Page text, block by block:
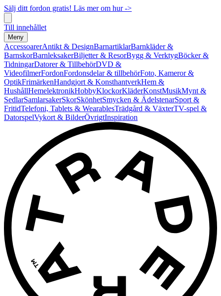
Sälj ditt fordon gratis! Läs mer om hur ->
Till innehållet
Meny
AccessoarerAntikt & DesignBarnartiklarBarnkläder &
BarnskorBarnleksakerBiljetter & ResorBygg & VerktygBöcker &
TidningarDatorer & TillbehörDVD &
VideofilmerFordonFordonsdelar & tillbehörFoto, Kameror &
OptikFrimärkenHandgjort & KonsthantverkHem &
HushållHemelektronikHobbyKlockorKläderKonstMusikMynt &
SedlarSamlarsakerSkorSkönhetSmycken & ÄdelstenarSport &
FritidTelefoni, Tablets & WearablesTrädgård & VäxterTV-spel &
DatorspelVykort & BilderÖvrigtInspiration